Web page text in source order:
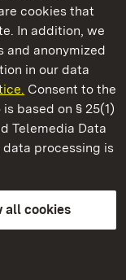
cookies that
In addition, we
and anonymized
in our data
Consent to the
based on § 25(1)
Telemedia Data
processing is
all cookies
Wuerttemberg